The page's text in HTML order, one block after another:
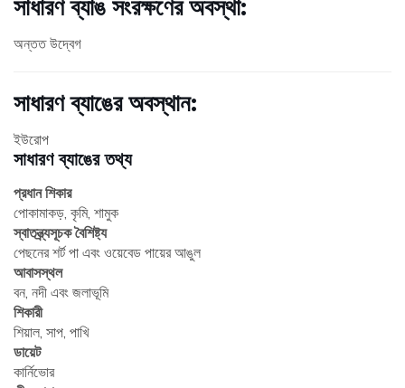
সাধারণ ব্যাঙ সংরক্ষণের অবস্থা:
অন্তত উদ্বেগ
সাধারণ ব্যাঙের অবস্থান:
ইউরোপ
সাধারণ ব্যাঙের তথ্য
প্রধান শিকার
পোকামাকড়, কৃমি, শামুক
স্বাতন্ত্র্যসূচক বৈশিষ্ট্য
পেছনের শর্ট পা এবং ওয়েবেড পায়ের আঙুল
আবাসস্থল
বন, নদী এবং জলাভূমি
শিকারী
শিয়াল, সাপ, পাখি
ডায়েট
কার্নিভোর